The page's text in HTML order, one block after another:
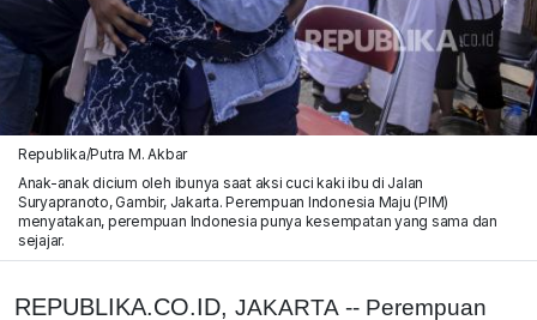
Republika/Putra M. Akbar
Anak-anak dicium oleh ibunya saat aksi cuci kaki ibu di Jalan
Suryapranoto, Gambir, Jakarta. Perempuan Indonesia Maju (PIM)
menyatakan, perempuan Indonesia punya kesempatan yang sama dan
sejajar.
REPUBLIKA.CO.ID, JAKARTA -- Perempuan